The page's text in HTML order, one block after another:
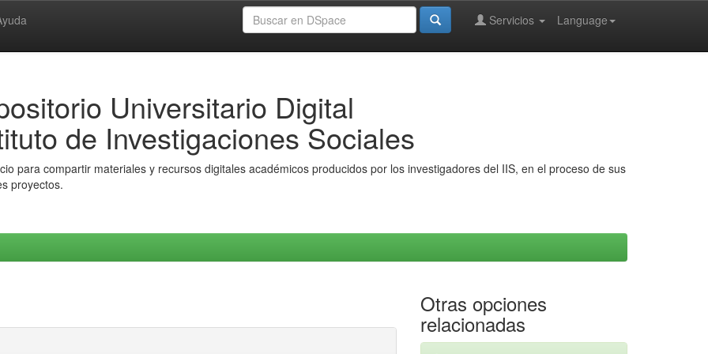
Language
Servicios
Universitario Digital
de Investigaciones Sociales
para compartir materiales y recursos digitales académicos producidos por los investigadores del IIS, en el proceso de sus
proyectos.
Otras opciones
relacionadas